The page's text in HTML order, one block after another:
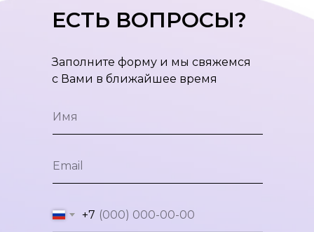
Трикотаж-лапша с
Заполните форму и мы свяжемся
с Вами в ближайшее время
+7
ЕСТЬ ВОПРОСЫ?